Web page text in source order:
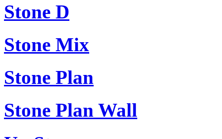
Stone D
Stone Mix
Stone Plan
Stone Plan Wall